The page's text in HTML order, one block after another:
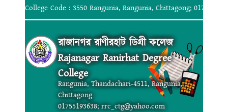
College Code : 3550 Rangunia, Rangunia, Chittagong;
রাজানগর রাণীরহাট ডিগ্রী কলেজ
Rajanagar Ranirhat Degree
College
Rangunia, Thandachari-4511, Rangunia,
Chittagong
01755193638; rrc_ctg@yahoo.com